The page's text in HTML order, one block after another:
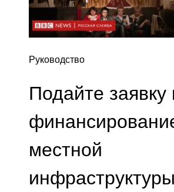
Руководство
Подайте заявку
местной
инфраструктуры